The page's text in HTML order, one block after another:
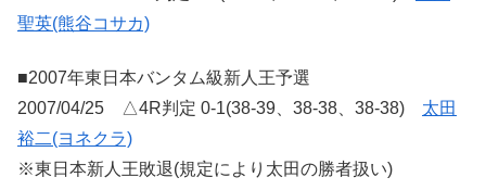
聖英(熊谷コサカ)
■2007年東日本バンタム級新人王予選
2007/04/25 △4R判定 0-1(38-39、38-38、38-38) 太田
裕二(ヨネクラ)
※東日本新人王敗退(規定により太田の勝者扱い)